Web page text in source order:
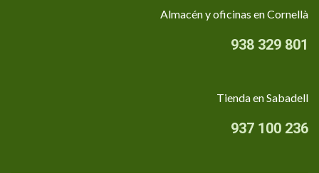
Almacén y oficinas en Cornellà
938 329 801
Tienda en Sabadell
937 100 236